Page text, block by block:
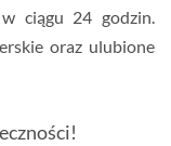
ciągu 24 godzin.
oraz ulubione